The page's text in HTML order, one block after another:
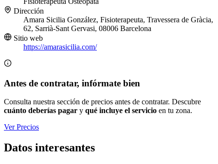
Dirección
Amara Sicilia González, Fisioterapeuta, Travessera de Gràcia,
62, Sarrià-Sant Gervasi, 08006 Barcelona
Sitio web
https://amarasicilia.com/
Antes de contratar, infórmate bien
Consulta nuestra sección de precios antes de contratar. Descubre
cuánto deberías pagar y qué incluye el servicio en tu zona.
Ver Precios
Datos interesantes